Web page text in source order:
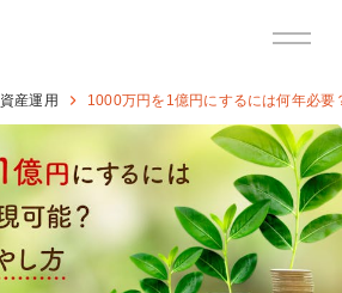
資産運用 1000万円を1億円にするには何年必